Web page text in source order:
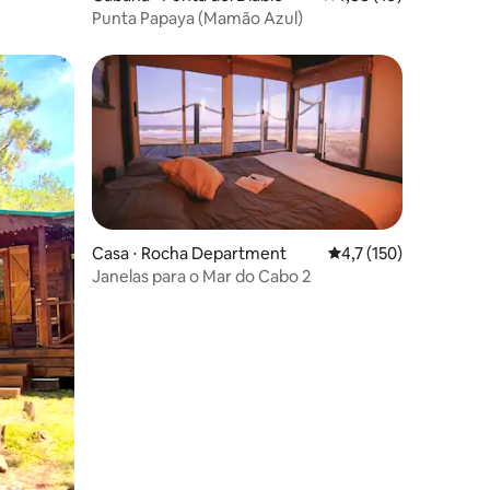
Punta Papaya (Mamão Azul)
Casa ⋅ Rocha Department 4,7 de uma avaliação
4,7 (150)
Janelas para o Mar do Cabo 2